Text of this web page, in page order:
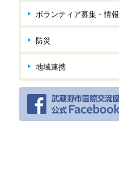
ボランティア募集・情報
防災
地域連携